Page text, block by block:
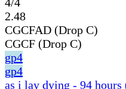
2.48
CGCFAD (Drop C)
CGCF (Drop C)
gp4
gp4
as i lay dying - 94 hours